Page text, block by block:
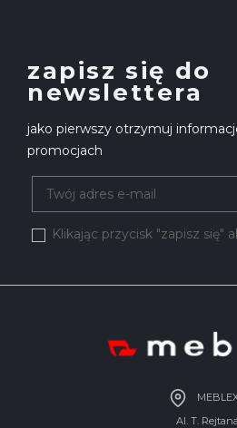
zapisz się do
newslettera
jako pierwszy otrzymuj
promocjach
Klikając przycisk "zapisz się"
Al. T.